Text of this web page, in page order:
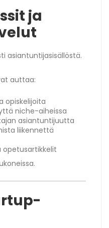
ja
asiantuntijasisällöstä.
auttaa:
opiskelijoita
niche-aiheissa
asiantuntijuutta
liikennettä
opetusartikkelit